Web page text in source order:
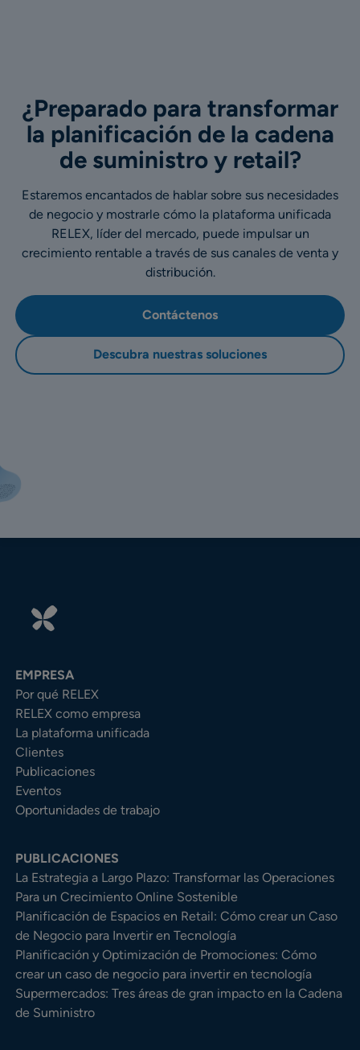
¿Preparado para transformar
la planificación de la cadena
de suministro y retail?
Estaremos encantados de hablar sobre sus necesidades
de negocio y mostrarle cómo la plataforma unificada
RELEX, líder del mercado, puede impulsar un
crecimiento rentable a través de sus canales de venta y
distribución.
Contáctenos
Descubra nuestras soluciones
EMPRESA
Por qué RELEX
RELEX como empresa
La plataforma unificada
Clientes
Publicaciones
Eventos
Oportunidades de trabajo
PUBLICACIONES
La Estrategia a Largo Plazo: Transformar las Operaciones
Para un Crecimiento Online Sostenible
Planificación de Espacios en Retail: Cómo crear un Caso
de Negocio para Invertir en Tecnología
Planificación y Optimización de Promociones: Cómo
crear un caso de negocio para invertir en tecnología
Supermercados: Tres áreas de gran impacto en la Cadena
de Suministro